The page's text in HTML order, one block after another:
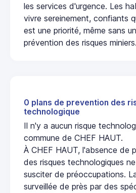
les services d'urgence. Les
vivre sereinement, confiants
est une priorité, même sans
prévention des risques miniers.
0 plans de prevention des
technologique
Il n'y a aucun risque
commune de CHEF HAUT.
À CHEF HAUT, l'absence de
des risques technologiques
susciter de préoccupations.
surveillée de près par des